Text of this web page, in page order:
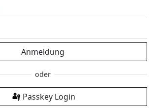
Anmeldung
Passkey Login